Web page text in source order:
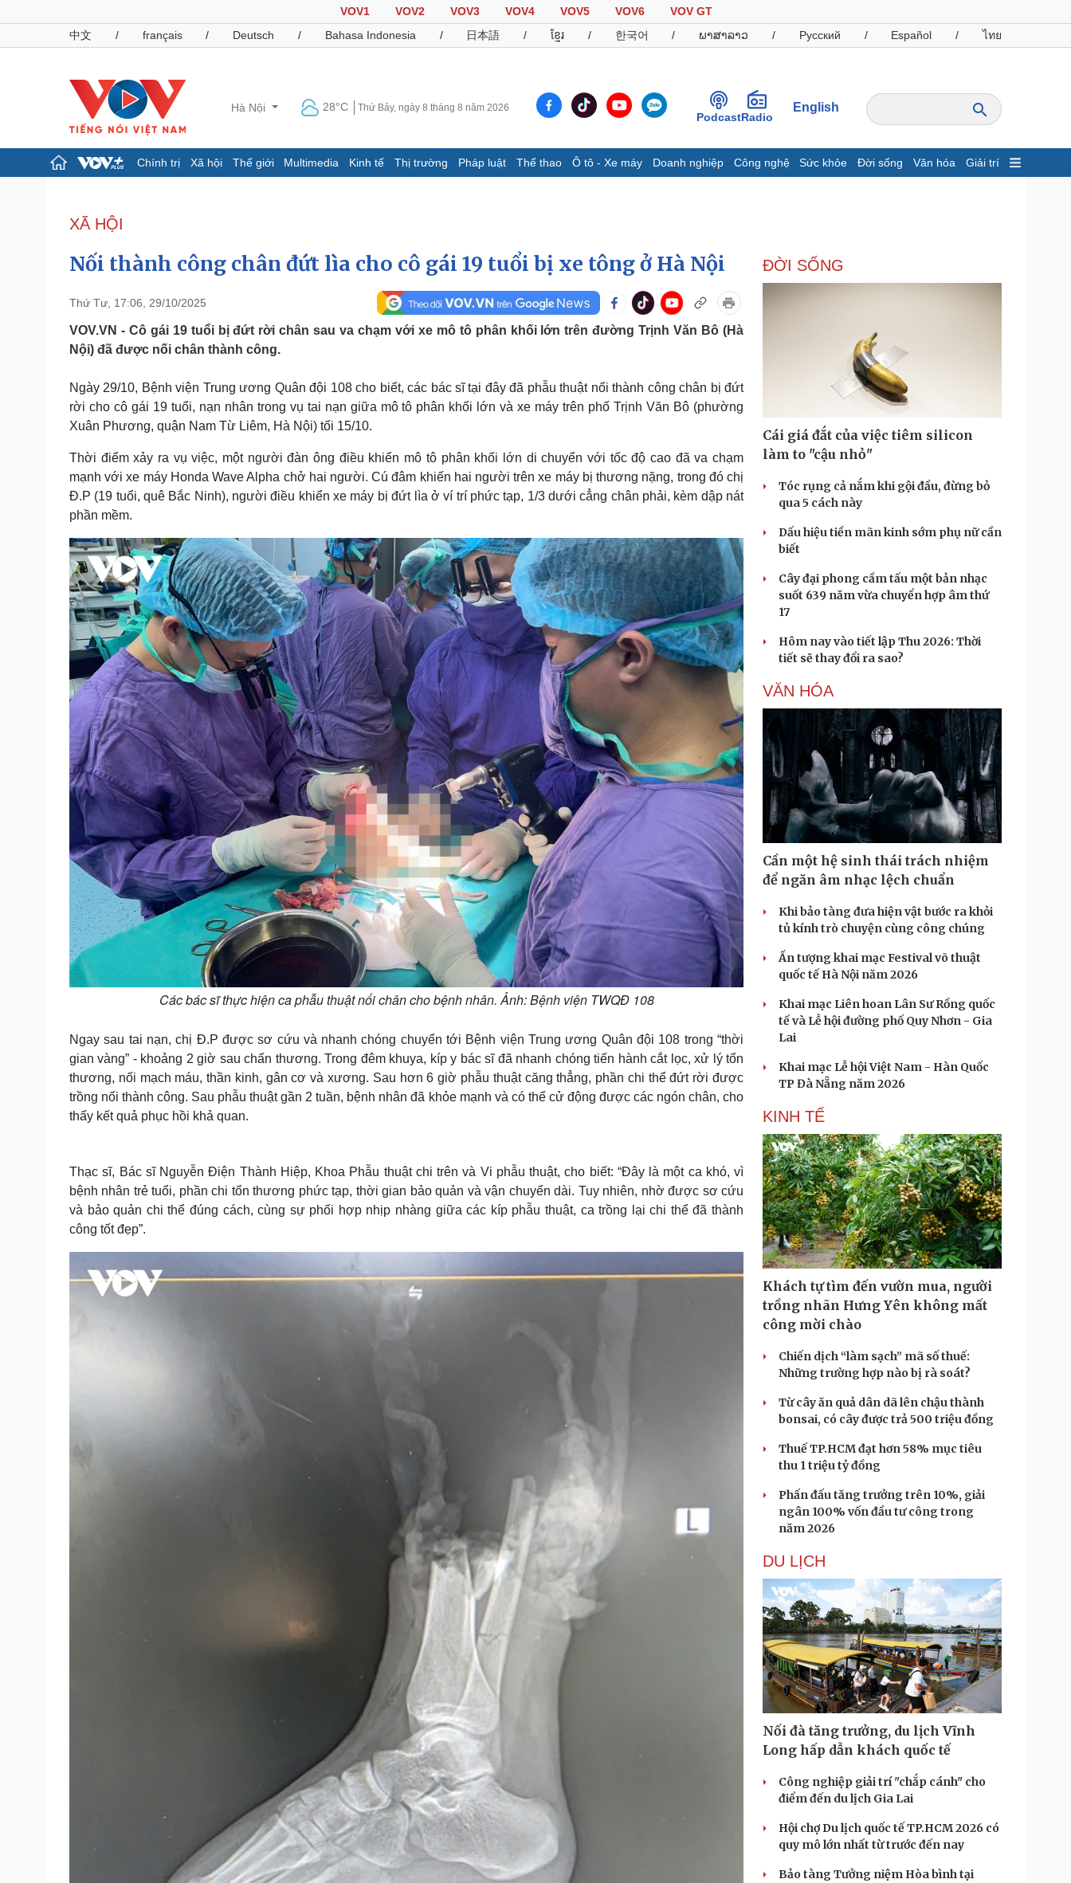
VOV1 VOV2 VOV3 VOV4 VOV5 VOV6
VOV GT
中文
/ français / Deutsch / Bahasa Indonesia / 日本語 / ខ្មែរ / 한국어 / ພາສາລາວ / Русский / Español / ไทย
Hà Nội 28°C Thứ Bảy, ngày 8 tháng 8 năm 2026
PodcastRadio
English
Chính trị Xã hội Thế giới Multimedia Kinh tế Thị trường Pháp luật Thể thao Ô tô - Xe máy Doanh nghiệp Công nghệ Sức khỏe Đời sống Văn hóa Giải trí
Đảng
Tổ chức nhân sự
Quốc hội
Nhận diện sự thật
Dấu ấn VOV
Infographic
Giá cà phê
Pháp luật
Vụ án
Tư vấn luật
Quân sự - Quốc phòng
Vũ khí
Phân tích
Thể thao
Thế giới thể thao
eSports
Hậu trường
Ô tô - Xe máy
Tư vấn
Doanh nghiệp
Doanh nhân
Vì cộng đồng
Sành điệu
Tin Công nghệ
Trải nghiệm
Chuyển đổi số
Dinh dưỡng - món ngon
Cây thuốc
Sản phụ khoa
Nhi khoa
Làm đẹp - giảm cân
Phòng mạch online
Ăn sạch sống khỏe
Nhà đẹp
Blog
Tình yêu - Gia đình
Sân khấu - Điện ảnh
Văn học
Âm nhạc
Nghệ sĩ
Thời trang
Sao Việt
Tư vấn
Săn Tour
check-in
Podcast
Đọc truyện đêm khuya
Hạt giống tâm hồn
Cải chính
XÃ HỘI
Nối thành công chân đứt lìa cho cô gái 19 tuổi bị xe tông ở Hà Nội
Thứ Tư, 17:06, 29/10/2025
VOV.VN - Cô gái 19 tuổi bị đứt rời chân sau va chạm với xe mô tô phân khối lớn trên đường Trịnh Văn Bô (Hà
Nội) đã được nối chân thành công.
Ngày 29/10, Bệnh viện Trung ương Quân đội 108 cho biết, các bác sĩ tại đây đã phẫu thuật nối thành công chân bị đứt
rời cho cô gái 19 tuổi, nạn nhân trong vụ tai nạn giữa mô tô phân khối lớn và xe máy trên phố Trịnh Văn Bô (phường
Xuân Phương, quận Nam Từ Liêm, Hà Nội) tối 15/10.
Thời điểm xảy ra vụ việc, một người đàn ông điều khiển mô tô phân khối lớn di chuyển với tốc độ cao đã va chạm
mạnh với xe máy Honda Wave Alpha chở hai người. Cú đâm khiến hai người trên xe máy bị thương nặng, trong đó chị
Đ.P (19 tuổi, quê Bắc Ninh), người điều khiển xe máy bị đứt lìa ở ví trí phức tạp, 1/3 dưới cẳng chân phải, kèm dập nát
phần mềm.
Các bác sĩ thực hiện ca phẫu thuật nối chân cho bệnh nhân. Ảnh: Bệnh viện TWQĐ 108
Ngay sau tai nạn, chị Đ.P được sơ cứu và nhanh chóng chuyển tới Bệnh viện Trung ương Quân đội 108 trong “thời
gian vàng” - khoảng 2 giờ sau chấn thương. Trong đêm khuya, kíp y bác sĩ đã nhanh chóng tiến hành cắt lọc, xử lý tổn
thương, nối mạch máu, thần kinh, gân cơ và xương. Sau hơn 6 giờ phẫu thuật căng thẳng, phần chi thể đứt rời được
trồng nối thành công. Sau phẫu thuật gần 2 tuần, bệnh nhân đã khỏe mạnh và có thể cử động được các ngón chân, cho
thấy kết quả phục hồi khả quan.
Thạc sĩ, Bác sĩ Nguyễn Điện Thành Hiệp, Khoa Phẫu thuật chi trên và Vi phẫu thuật, cho biết: “Đây là một ca khó, vì
bệnh nhân trẻ tuổi, phần chi tổn thương phức tạp, thời gian bảo quản và vận chuyển dài. Tuy nhiên, nhờ được sơ cứu
và bảo quản chi thể đúng cách, cùng sự phối hợp nhịp nhàng giữa các kíp phẫu thuật, ca trồng lại chi thể đã thành
công tốt đẹp”.
ĐỜI SỐNG
Cái giá đắt của việc tiêm silicon
làm to "cậu nhỏ"
Tóc rụng cả nắm khi gội đầu, đừng bỏ
qua 5 cách này
Dấu hiệu tiền mãn kinh sớm phụ nữ cần
biết
Cây đại phong cầm tấu một bản nhạc
suốt 639 năm vừa chuyển hợp âm thứ
17
Hôm nay vào tiết lập Thu 2026: Thời
tiết sẽ thay đổi ra sao?
VĂN HÓA
Cần một hệ sinh thái trách nhiệm
để ngăn âm nhạc lệch chuẩn
Khi bảo tàng đưa hiện vật bước ra khỏi
tủ kính trò chuyện cùng công chúng
Ấn tượng khai mạc Festival võ thuật
quốc tế Hà Nội năm 2026
Khai mạc Liên hoan Lân Sư Rồng quốc
tế và Lễ hội đường phố Quy Nhơn - Gia
Lai
Khai mạc Lễ hội Việt Nam - Hàn Quốc
TP Đà Nẵng năm 2026
KINH TẾ
Khách tự tìm đến vườn mua, người
trồng nhãn Hưng Yên không mất
công mời chào
Chiến dịch “làm sạch” mã số thuế:
Những trường hợp nào bị rà soát?
Từ cây ăn quả dân dã lên chậu thành
bonsai, có cây được trả 500 triệu đồng
Thuế TP.HCM đạt hơn 58% mục tiêu
thu 1 triệu tỷ đồng
Phấn đấu tăng trưởng trên 10%, giải
ngân 100% vốn đầu tư công trong
năm 2026
DU LỊCH
Nối đà tăng trưởng, du lịch Vĩnh
Long hấp dẫn khách quốc tế
Công nghiệp giải trí "chắp cánh" cho
điểm đến du lịch Gia Lai
Hội chợ Du lịch quốc tế TP.HCM 2026 có
quy mô lớn nhất từ trước đến nay
Bảo tàng Tưởng niệm Hòa bình tại